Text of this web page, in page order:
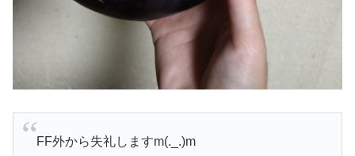
FF外から失礼しますm(._.)m